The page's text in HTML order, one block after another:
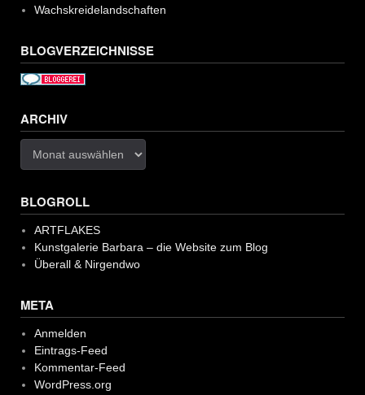
Wachskreidelandschaften
BLOGVERZEICHNISSE
ARCHIV
BLOGROLL
ARTFLAKES
Kunstgalerie Barbara – die Website zum Blog
Überall & Nirgendwo
META
Anmelden
Eintrags-Feed
Kommentar-Feed
WordPress.org